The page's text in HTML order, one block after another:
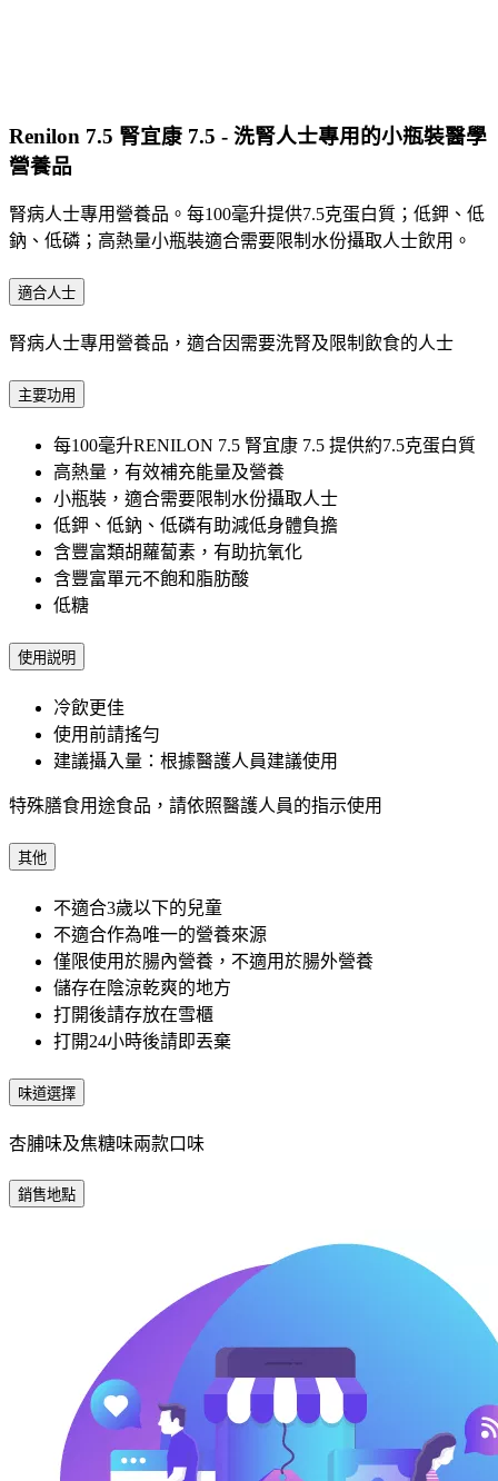
Renilon 7.5 腎宜康 7.5 - 洗腎人士專用的小瓶裝醫學
營養品
腎病人士專用營養品。每100毫升提供7.5克蛋白質；低鉀、低
鈉、低磷；高熱量小瓶裝適合需要限制水份攝取人士飲用。
適合人士
腎病人士專用營養品，適合因需要洗腎及限制飲食的人士
主要功用
每100毫升RENILON 7.5 腎宜康 7.5 提供約7.5克蛋白質
高熱量，有效補充能量及營養
小瓶裝，適合需要限制水份攝取人士
低鉀、低鈉、低磷有助減低身體負擔
含豐富類胡蘿蔔素，有助抗氧化
含豐富單元不飽和脂肪酸
低糖
使用説明
冷飲更佳
使用前請搖勻
建議攝入量：根據醫護人員建議使用
特殊膳食用途食品，請依照醫護人員的指示使用
其他
不適合3歲以下的兒童
不適合作為唯一的營養來源
僅限使用於腸內營養，不適用於腸外營養
儲存在陰涼乾爽的地方
打開後請存放在雪櫃
打開24小時後請即丟棄
味道選擇
杏脯味及焦糖味兩款口味
銷售地點